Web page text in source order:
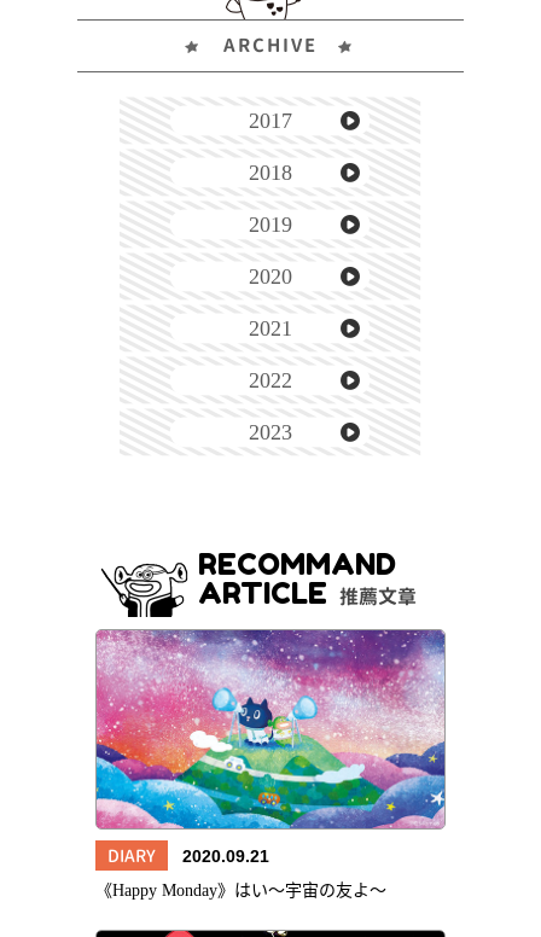
ARCHIVE
2017
2018
2019
2020
2021
2022
2023
RECOMMAND
ARTICLE 推薦文章
DIARY 2020.09.21
《Happy Monday》はい～宇宙の友よ～